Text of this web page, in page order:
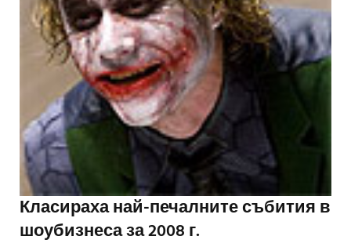
Класираха най-печалните събития в
шоубизнеса за 2008 г.